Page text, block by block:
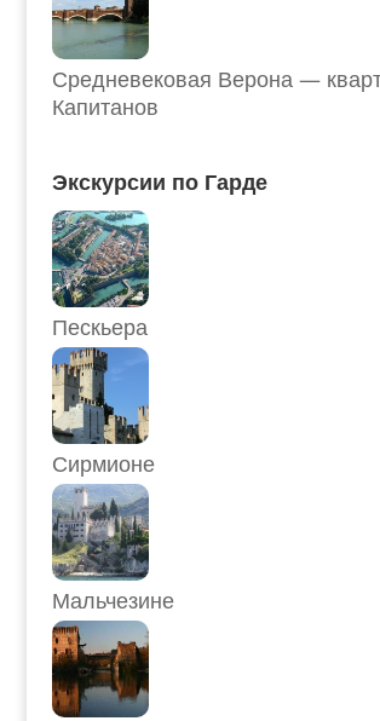
Средневековая Верона —
Капитанов
Экскурсии по Гарде
Пескьера
Сирмионе
Мальчезине